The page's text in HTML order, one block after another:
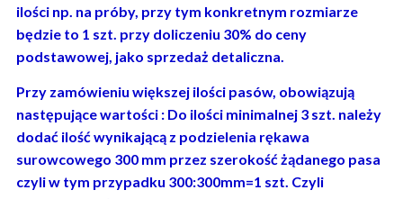
ilości np. na próby, przy tym konkretnym rozmiarze
będzie to 1 szt. przy doliczeniu 30% do ceny
podstawowej, jako sprzedaż detaliczna.
Przy zamówieniu większej ilości pasów, obowiązują
następujące wartości : Do ilości minimalnej 3 szt. należy
dodać ilość wynikającą z podzielenia rękawa
surowcowego 300 mm przez szerokość żądanego pasa
czyli w tym przypadku 300:300mm=1 szt. Czyli